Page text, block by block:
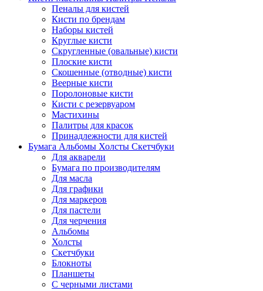
Пеналы для кистей
Кисти по брендам
Наборы кистей
Круглые кисти
Скругленные (овальные) кисти
Плоские кисти
Скошенные (отводные) кисти
Веерные кисти
Поролоновые кисти
Кисти с резервуаром
Мастихины
Палитры для красок
Принадлежности для кистей
Бумага Альбомы Холсты Скетчбуки
Для акварели
Бумага по производителям
Для масла
Для графики
Для маркеров
Для пастели
Для черчения
Альбомы
Холсты
Скетчбуки
Блокноты
Планшеты
С черными листами